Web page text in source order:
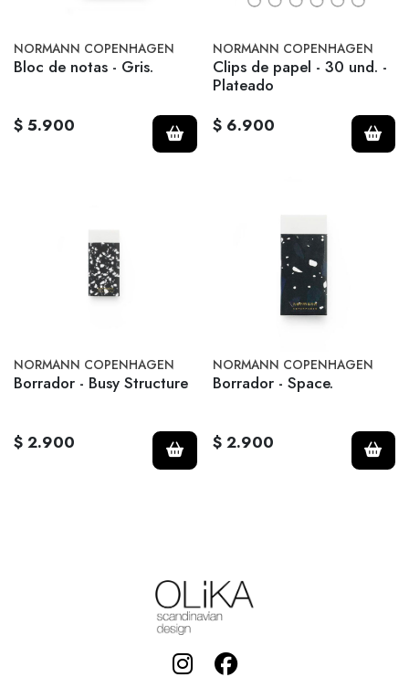
NORMANN COPENHAGEN
Bloc de notas - Gris.
$ 5.900
NORMANN COPENHAGEN
Clips de papel - 30 und. -
Plateado
$ 6.900
NORMANN COPENHAGEN
Borrador - Busy Structure
$ 2.900
NORMANN COPENHAGEN
Borrador - Space.
$ 2.900